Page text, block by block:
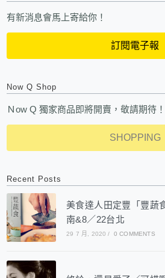
有新消息會馬上寄給你！
訂閱電子報
Now Q Shop
Ｎow Q 獨家商品即將開賣，敬請期待！
SHOPPING
Recent Posts
美食達人田定豐「豐蔬
南&8／22台北
29 7 月, 2020 / 0 COMMENTS